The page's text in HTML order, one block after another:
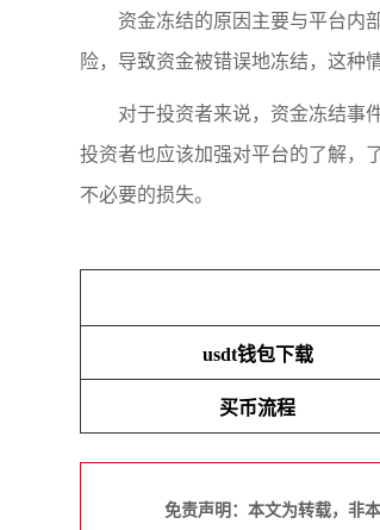
资金冻结的原因主要与平台内
险，导致资金被错误地冻结，这种
对于投资者来说，资金冻结事
投资者也应该加强对平台的了解，
不必要的损失。
usdt钱包下载
买币流程
免责声明：本文为转载，非